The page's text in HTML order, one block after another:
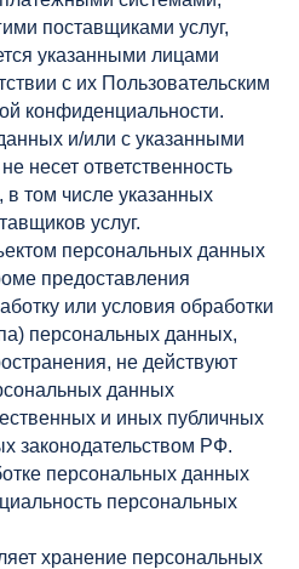
поставщиками услуг,
указанными лицами
с их Пользовательским
конфиденциальности.
и/или с указанными
несет ответственность
в том числе указанных
услуг.
персональных данных
предоставления
или условия обработки
персональных данных,
не действуют
данных
и иных публичных
законодательством РФ.
персональных данных
персональных
хранение персональных